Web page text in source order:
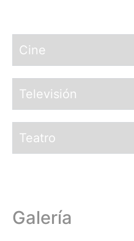
Cine
Televisión
Teatro
Galería